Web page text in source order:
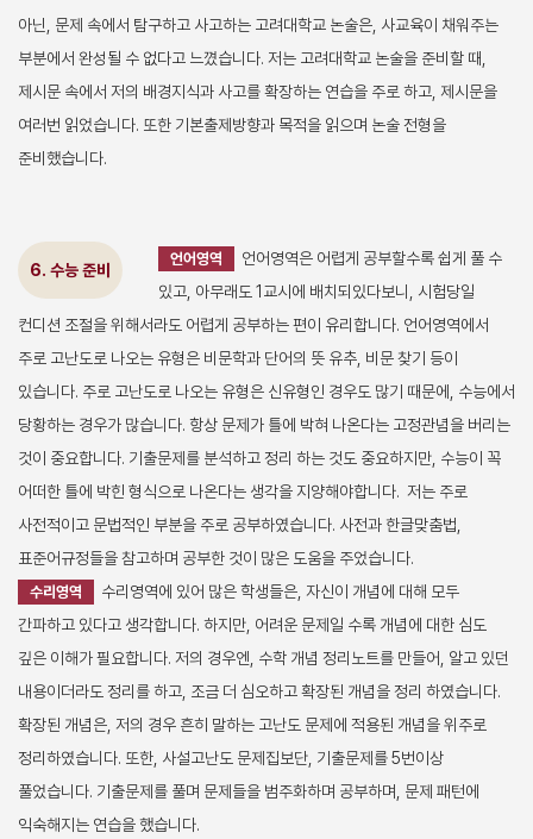
아닌, 문제 속에서 탐구하고 사고하는 고려대학교 논술은, 사교육이 채워주는
부분에서 완성될 수 없다고 느꼈습니다. 저는 고려대학교 논술을 준비할 때,
제시문 속에서 저의 배경지식과 사고를 확장하는 연습을 주로 하고, 제시문을
여러번 읽었습니다. 또한 기본출제방향과 목적을 읽으며 논술 전형을
준비했습니다.
6. 수능 준비
언어영역
언어영역은 어렵게 공부할수록 쉽게 풀 수
있고, 아무래도 1교시에 배치되있다보니, 시험당일
컨디션 조절을 위해서라도 어렵게 공부하는 편이 유리합니다. 언어영역에서
주로 고난도로 나오는 유형은 비문학과 단어의 뜻 유추, 비문 찾기 등이
있습니다. 주로 고난도로 나오는 유형은 신유형인 경우도 많기 때문에, 수능에서
당황하는 경우가 많습니다. 항상 문제가 틀에 박혀 나온다는 고정관념을 버리는
것이 중요합니다. 기출문제를 분석하고 정리 하는 것도 중요하지만, 수능이 꼭
어떠한 틀에 박힌 형식으로 나온다는 생각을 지양해야합니다. 저는 주로
사전적이고 문법적인 부분을 주로 공부하였습니다. 사전과 한글맞춤법,
표준어규정들을 참고하며 공부한 것이 많은 도움을 주었습니다.
수리영역
수리영역에 있어 많은 학생들은, 자신이 개념에 대해 모두
간파하고 있다고 생각합니다. 하지만, 어려운 문제일 수록 개념에 대한 심도
깊은 이해가 필요합니다. 저의 경우엔, 수학 개념 정리노트를 만들어, 알고 있던
내용이더라도 정리를 하고, 조금 더 심오하고 확장된 개념을 정리 하였습니다.
확장된 개념은, 저의 경우 흔히 말하는 고난도 문제에 적용된 개념을 위주로
정리하였습니다. 또한, 사설고난도 문제집보단, 기출문제를 5번이상
풀었습니다. 기출문제를 풀며 문제들을 범주화하며 공부하며, 문제 패턴에
익숙해지는 연습을 했습니다.